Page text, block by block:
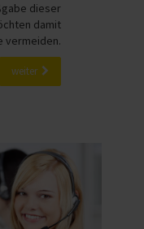
dieser
damit
vermeiden.
weiter